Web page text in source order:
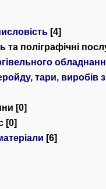
[4]
та поліграфічні
тари, виробів
[0]
[0]
[6]